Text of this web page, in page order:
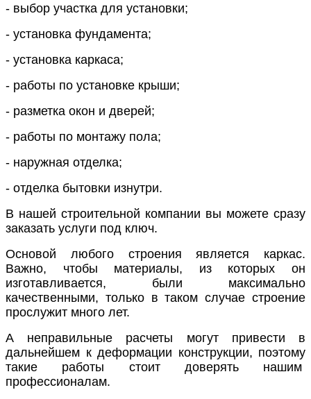
- выбор участка для установки;
- установка фундамента;
- установка каркаса;
- работы по установке крыши;
- разметка окон и дверей;
- работы по монтажу пола;
- наружная отделка;
- отделка бытовки изнутри.
В нашей строительной компании вы можете сразу
заказать услуги под ключ.
Основой любого строения является каркас.
Важно, чтобы материалы, из которых он
изготавливается, были максимально
качественными, только в таком случае строение
прослужит много лет.
А неправильные расчеты могут привести в
дальнейшем к деформации конструкции, поэтому
такие работы стоит доверять нашим
профессионалам.